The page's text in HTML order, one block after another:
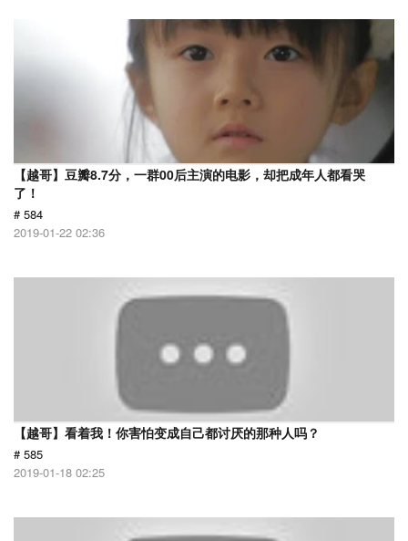
【越哥】豆瓣8.7分，一群00后主演的电影，却把成年人都看哭
了！
# 584
2019-01-22 02:36
【越哥】看着我！你害怕变成自己都讨厌的那种人吗？
# 585
2019-01-18 02:25